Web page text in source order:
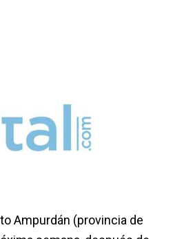
Ampurdán (provincia de